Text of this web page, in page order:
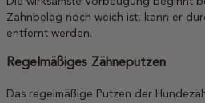
Zahnbelag noch weich ist, kann er
entfernt werden.
Regelmäßiges Zähneputzen
Das regelmäßige Putzen der